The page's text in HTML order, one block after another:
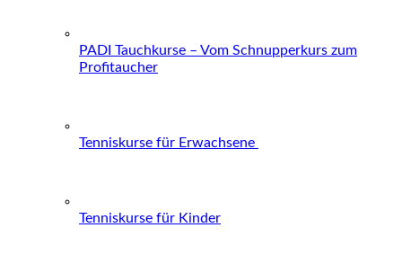
PADI Tauchkurse – Vom Schnupperkurs zum
Profitaucher
Tenniskurse für Erwachsene
Tenniskurse für Kinder